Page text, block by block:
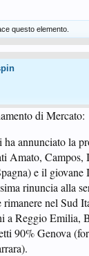
questo elemento.
di Mercato:
annunciato la
Amato,
e il giovane
rinuncia alla
rimanere nel Sud
a Reggio Emilia,
90% Genova